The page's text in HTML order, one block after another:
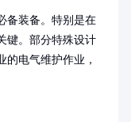
备装备。特别是在
键。部分特殊设计
的电气维护作业，